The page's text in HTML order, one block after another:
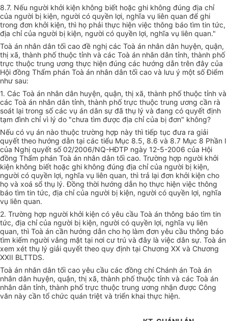
8.7. Nếu người khởi kiện không biết hoặc ghi không đúng địa chỉ
của người bị kiện, người có quyền lợi, nghĩa vụ liên quan để ghi
trong đơn khởi kiện, thì họ phải thực hiện việc thông báo tìm tin tức,
địa chỉ của người bị kiện, người có quyền lợi, nghĩa vụ liên quan."
Toà án nhân dân tối cao đề nghị các Toà án nhân dân huyện, quận,
thị xã, thành phố thuộc tỉnh và các Toà án nhân dân tỉnh, thành phố
trực thuộc trung ương thực hiện đúng các hướng dẫn trên đây của
Hội đồng Thẩm phán Toà án nhân dân tối cao và lưu ý một số Điểm
như sau:
1. Các Toà án nhân dân huyện, quận, thị xã, thành phố thuộc tỉnh và
các Toà án nhân dân tỉnh, thành phố trực thuộc trung ương cần rà
soát lại trong số các vụ án dân sự đã thụ lý và đang có quyết định
tạm đình chỉ vì lý do "chưa tìm được địa chỉ của bị đơn" không?
Nếu có vụ án nào thuộc trường hợp này thì tiếp tục đưa ra giải
quyết theo hướng dẫn tại các tiểu Mục 8.5, 8.6 và 8.7 Mục 8 Phần I
của Nghị quyết số 02/2006/NQ-HĐTP ngày 12-5-2006 của Hội
đồng Thẩm phán Toà án nhân dân tối cao. Trường hợp người khởi
kiện không biết hoặc ghi không đúng địa chỉ của người bị kiện,
người có quyền lợi, nghĩa vụ liên quan, thì trả lại đơn khởi kiện cho
họ và xoá sổ thụ lý. Đồng thời hướng dẫn họ thực hiện việc thông
báo tìm tin tức, địa chỉ của người bị kiện, người có quyền lợi, nghĩa
vụ liên quan.
2. Trường hợp người khởi kiện có yêu cầu Toà án thông báo tìm tin
tức, địa chỉ của người bị kiện, người có quyền lợi, nghĩa vụ liên
quan, thì Toà án cần hướng dẫn cho họ làm đơn yêu cầu thông báo
tìm kiếm người vắng mặt tại nơi cư trú và đây là việc dân sự. Toà án
xem xét thụ lý giải quyết theo quy định tại Chương XX và Chương
XXII BLTTDS.
Toà án nhân dân tối cao yêu cầu các đồng chí Chánh án Toà án
nhân dân huyện, quận, thị xã, thành phố thuộc tỉnh và các Toà án
nhân dân tỉnh, thành phố trực thuộc trung ương nhận được Công
văn này cần tổ chức quán triệt và triển khai thực hiện.